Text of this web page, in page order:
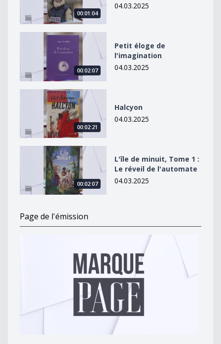
00:01:04
04.03.2025
Petit éloge de l&#039;imagination
00:02:07
Petit éloge de
l'imagination
04.03.2025
Halcyon
00:02:21
Halcyon
04.03.2025
L&#039;île de minuit, Tome 1 : Le réveil de
00:02:07
L'île de minuit, Tome 1 :
Le réveil de l'automate
04.03.2025
Page de l'émission